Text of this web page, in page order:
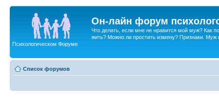
Он-лайн форум
Что делать, если мне не нравится мой муж? Как
жить? Можно ли простить измену? Признаки. Муж
Психологическом Форуме
Список форумов